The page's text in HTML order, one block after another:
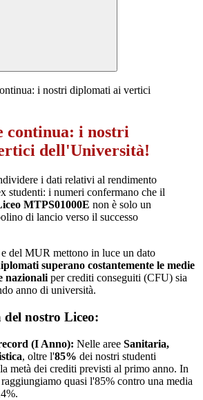
i nostri diplomati ai vertici
continua: i nostri
dell'Università!
i dati relativi al rendimento
studenti: i numeri confermano che il
MTPS01000E non è solo un
di lancio verso il successo
del MUR mettono in luce un dato
superano costantemente le medie
nazionali per crediti conseguiti (CFU) sia
anno di università.
nostro Liceo:
(I Anno): Nelle aree Sanitaria,
, oltre l'85% dei nostri studenti
metà dei crediti previsti al primo anno. In
quasi l'85% contro una media